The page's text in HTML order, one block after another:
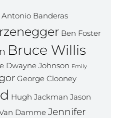
Antonio Banderas
Ben Foster
Bruce Willis
Dwayne Johnson Emily
George Clooney
Hugh Jackman Jason
Damme Jennifer